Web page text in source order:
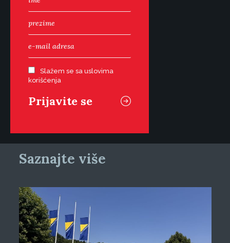
Slažem se sa uslovima
korišćenja
Saznajte više